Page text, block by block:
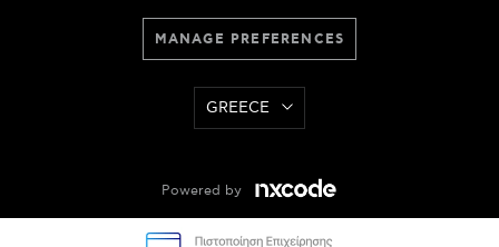
MANAGE PREFERENCES
GREECE
Powered by